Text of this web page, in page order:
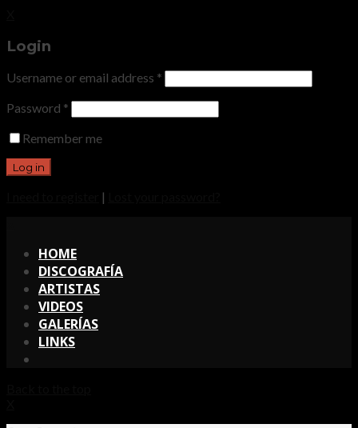
Login
Username or email address *
Password *
Remember me
|
HOME
DISCOGRAFÍA
ARTISTAS
VIDEOS
GALERÍAS
LINKS